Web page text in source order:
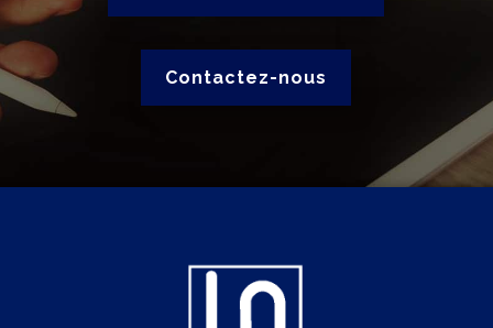
Contactez-nous